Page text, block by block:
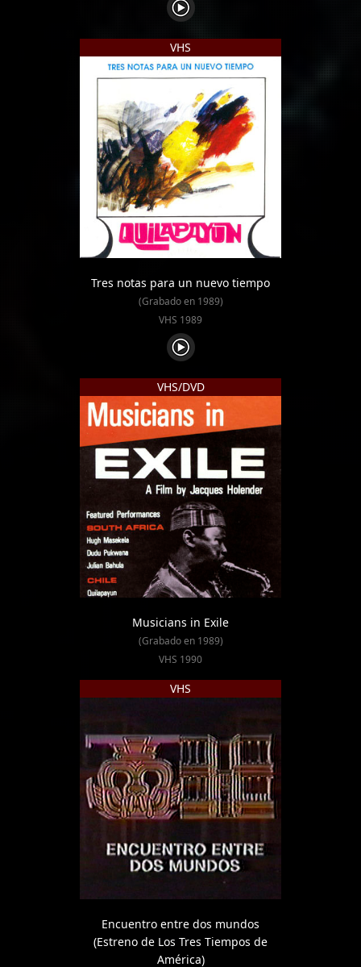
VHS
Tres notas para un nuevo tiempo
(Grabado en 1989)
VHS 1989
VHS/DVD
Musicians in Exile
(Grabado en 1989)
VHS 1990
VHS
Encuentro entre dos mundos
(Estreno de Los Tres Tiempos de
América)